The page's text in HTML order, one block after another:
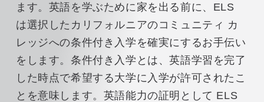
ます。英語を学ぶために家を出る前に、ELS
は選択したカリフォルニアのコミュニティ カ
レッジへの条件付き入学を確実にするお手伝い
をします。条件付き入学とは、英語学習を完了
した時点で希望する大学に入学が許可されたこ
とを意味します。英語能力の証明として ELS